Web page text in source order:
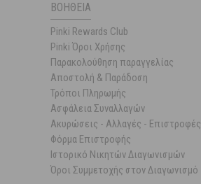
ΒΟΉΘΕΙΑ
Pinki Rewards Club
Pinki Όροι Χρήσης
Παρακολούθηση παραγγελίας
Αποστολή & Παράδοση
Τρόποι Πληρωμής
Ασφάλεια Συναλλαγών
Ακυρώσεις - Αλλαγές - Επιστροφές
Φόρμα Επιστροφής
Ιστορικό Νικητών Διαγωνισμών
Όροι Συμμετοχής στον Διαγωνισμό